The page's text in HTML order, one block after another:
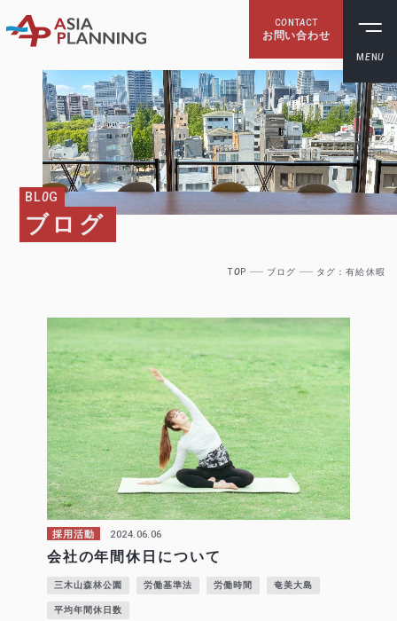
CO NTACT
お問い合わせ
M E NU
BL0G
ブログ
TOP ブログ タグ：有給休暇
採用活動 2024.06.06
会社の年間休日について
三木山森林公園 労働基準法 労働時間 奄美大島
平均年間休日数